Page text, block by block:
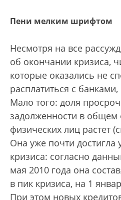
Пени мелким шрифтом
Несмотря на все
об окончании кризиса,
которые оказались не
расплатиться с
Мало того: доля
задолженности в общем
физических лиц растет
Она уже почти достигла
кризиса: согласно
мая 2010 года она
в пик кризиса, на 1
При этом новых